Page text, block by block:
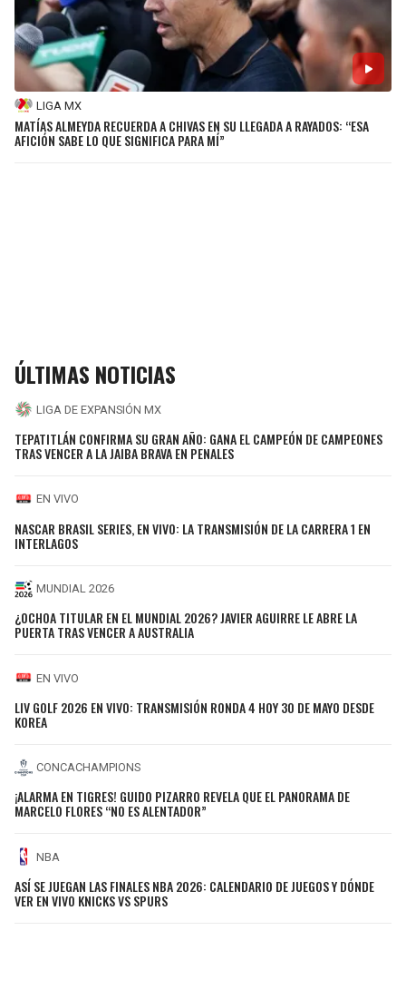
LIGA MX
MATÍAS ALMEYDA RECUERDA A CHIVAS EN SU LLEGADA A RAYADOS: “ESA
AFICIÓN SABE LO QUE SIGNIFICA PARA MÍ”
ÚLTIMAS NOTICIAS
LIGA DE EXPANSIÓN MX
TEPATITLÁN CONFIRMA SU GRAN AÑO: GANA EL CAMPEÓN DE CAMPEONES
TRAS VENCER A LA JAIBA BRAVA EN PENALES
EN VIVO
NASCAR BRASIL SERIES, EN VIVO: LA TRANSMISIÓN DE LA CARRERA 1 EN
INTERLAGOS
MUNDIAL 2026
¿OCHOA TITULAR EN EL MUNDIAL 2026? JAVIER AGUIRRE LE ABRE LA
PUERTA TRAS VENCER A AUSTRALIA
EN VIVO
LIV GOLF 2026 EN VIVO: TRANSMISIÓN RONDA 4 HOY 30 DE MAYO DESDE
KOREA
CONCACHAMPIONS
¡ALARMA EN TIGRES! GUIDO PIZARRO REVELA QUE EL PANORAMA DE
MARCELO FLORES “NO ES ALENTADOR”
NBA
ASÍ SE JUEGAN LAS FINALES NBA 2026: CALENDARIO DE JUEGOS Y DÓNDE
VER EN VIVO KNICKS VS SPURS